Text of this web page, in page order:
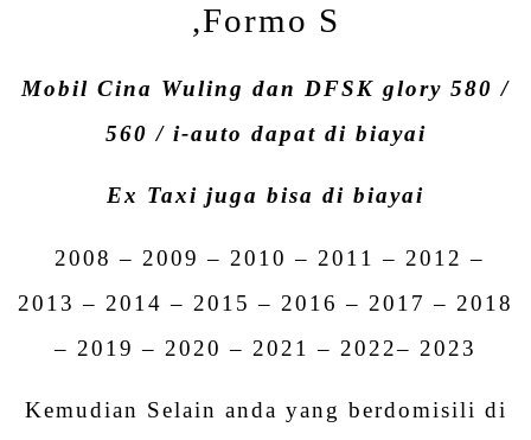
,Formo S
Mobil Cina Wuling dan DFSK glory 580 /
560 / i-auto dapat di biayai
Ex Taxi juga bisa di biayai
2008 – 2009 – 2010 – 2011 – 2012 –
2013 – 2014 – 2015 – 2016 – 2017 – 2018
– 2019 – 2020 – 2021 – 2022– 2023
Kemudian Selain anda yang berdomisili di